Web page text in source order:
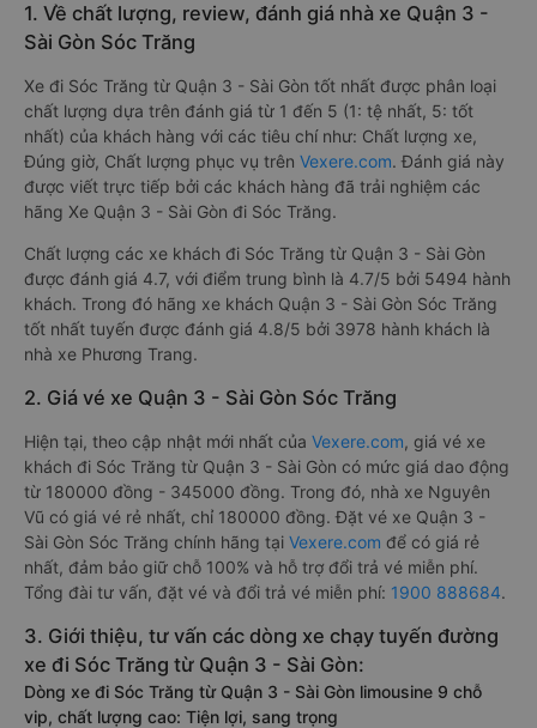
1. Về chất lượng, review, đánh giá nhà xe Quận 3 -
Sài Gòn Sóc Trăng
Xe đi Sóc Trăng từ Quận 3 - Sài Gòn tốt nhất được phân loại
chất lượng dựa trên đánh giá từ 1 đến 5 (1: tệ nhất, 5: tốt
nhất) của khách hàng với các tiêu chí như: Chất lượng xe,
Đúng giờ, Chất lượng phục vụ trên Vexere.com. Đánh giá này
được viết trực tiếp bởi các khách hàng đã trải nghiệm các
hãng Xe Quận 3 - Sài Gòn đi Sóc Trăng.
Chất lượng các xe khách đi Sóc Trăng từ Quận 3 - Sài Gòn
được đánh giá 4.7, với điểm trung bình là 4.7/5 bởi 5494 hành
khách. Trong đó hãng xe khách Quận 3 - Sài Gòn Sóc Trăng
tốt nhất tuyến được đánh giá 4.8/5 bởi 3978 hành khách là
nhà xe Phương Trang.
2. Giá vé xe Quận 3 - Sài Gòn Sóc Trăng
Hiện tại, theo cập nhật mới nhất của Vexere.com, giá vé xe
khách đi Sóc Trăng từ Quận 3 - Sài Gòn có mức giá dao động
từ 180000 đồng - 345000 đồng. Trong đó, nhà xe Nguyên
Vũ có giá vé rẻ nhất, chỉ 180000 đồng. Đặt vé xe Quận 3 -
Sài Gòn Sóc Trăng chính hãng tại Vexere.com để có giá rẻ
nhất, đảm bảo giữ chỗ 100% và hỗ trợ đổi trả vé miễn phí.
Tổng đài tư vấn, đặt vé và đổi trả vé miễn phí: 1900 888684.
3. Giới thiệu, tư vấn các dòng xe chạy tuyến đường
xe đi Sóc Trăng từ Quận 3 - Sài Gòn:
Dòng xe đi Sóc Trăng từ Quận 3 - Sài Gòn limousine 9 chỗ
vip, chất lượng cao: Tiện lợi, sang trọng